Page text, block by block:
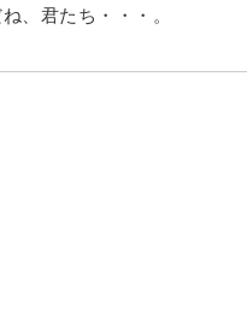
、君たち・・・。